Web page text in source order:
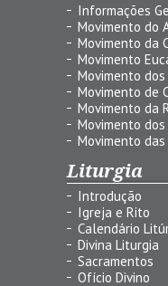
Informações
Movimento do
Movimento da
Movimento
Movimento
Movimento de
Movimento da
Movimento
Movimento
Liturgia
Introdução
Igreja e Rito
Calendário
Divina Liturgia
Sacramentos
Ofício Divino